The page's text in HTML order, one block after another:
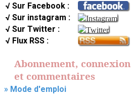
√ Sur Facebook :
√ Sur instagram :
√ Sur Twitter :
√ Flux RSS :
Abonnement, connexion
et commentaires
» Mode d'emploi